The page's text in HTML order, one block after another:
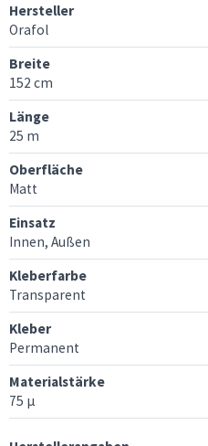
Hersteller
Orafol
Breite
152 cm
Länge
25 m
Oberfläche
Matt
Einsatz
Innen, Außen
Kleberfarbe
Transparent
Kleber
Permanent
Materialstärke
75 μ